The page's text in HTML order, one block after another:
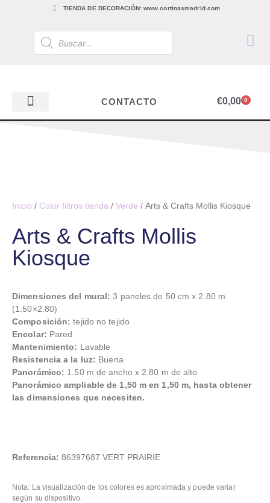
TIENDA DE DECORACIÓN: www.cortinasmadrid.com
CONTACTO €0,00 0
Inicio / Color filtros tienda / Verde / Arts & Crafts Mollis Kiosque
Arts & Crafts Mollis
Kiosque
Dimensiones del mural: 3 paneles de 50 cm x 2.80 m
(1.50×2.80)
Composición: tejido no tejido
Encolar: Pared
Mantenimiento: Lavable
Resistencia a la luz: Buena
Panorámico: 1.50 m de ancho x 2.80 m de alto
Panorámico ampliable de 1,50 m en 1,50 m, hasta obtener
las dimensiones que necesiten.
Referencia: 86397687 VERT PRAIRIE
Nota: La visualización de los colores es aproximada y puede variar
según su dispositivo.